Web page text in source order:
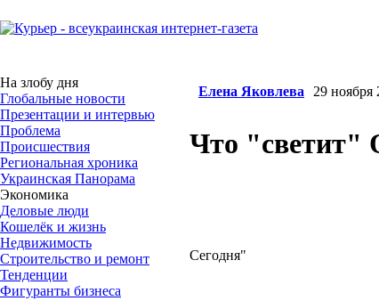
На злобу дня
Глобальные новости
Презентации и интервью
Проблема
Происшествия
Региональная хроника
Украинская Панорама
Экономика
Деловые люди
Кошелёк и жизнь
Недвижимость
Строительство и ремонт
Тенденции
Фигуранты бизнеса
Елена Яковлева 29 ноября
Что "светит"
Сегодня"